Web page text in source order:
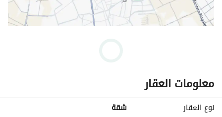
معلومات العقار
نوع العقار
شقة